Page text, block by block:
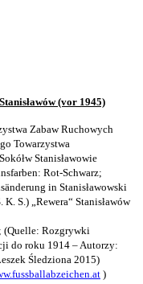
(vor 1945)
Zabaw Ruchowych
Towarzystwa
Stanisławowie
Rot-Schwarz;
in Stanisławowski
S.) „Rewera“ Stanisławów
(Quelle: Rozgrywki
do roku 1914 – Autorzy:
Śledziona 2015)
)